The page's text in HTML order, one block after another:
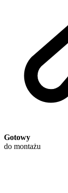
Gotowy
do montażu